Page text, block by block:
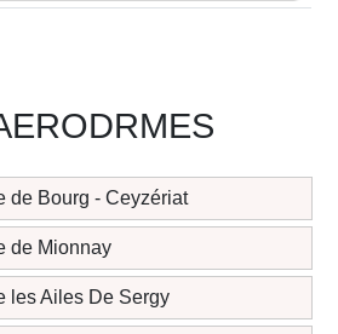
de Bourg - Ceyzériat
de Mionnay
les Ailes De Sergy